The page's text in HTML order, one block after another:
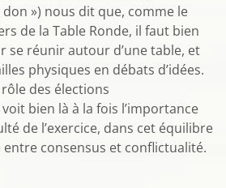
don ») nous dit que, comme le
de la Table Ronde, il faut bien
se réunir autour d’une table, et
physiques en débats d’idées.
des élections
bien là à la fois l’importance
de l’exercice, dans cet équilibre
entre consensus et conflictualité.